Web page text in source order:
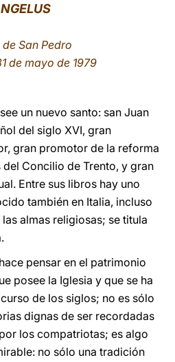
San Pedro
de mayo de 1979
un nuevo santo: san Juan
del siglo XVI, gran
gran promotor de la reforma
Concilio de Trento, y gran
Entre sus libros hay uno
también en Italia, incluso
almas religiosas; se titula
pensar en el patrimonio
posee la Iglesia y que se ha
de los siglos; no es sólo
dignas de ser recordadas
los compatriotas; es algo
no sólo una tradición